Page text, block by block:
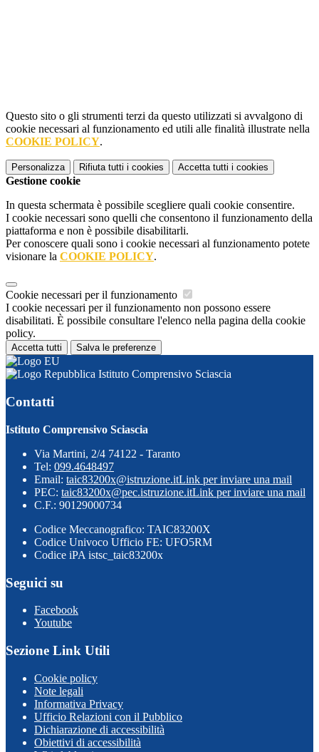
Questo sito o gli strumenti terzi da questo utilizzati si avvalgono di
cookie necessari al funzionamento ed utili alle finalità illustrate nella
COOKIE POLICY.
Personalizza Rifiuta tutti i cookies Accetta tutti i cookies
Gestione cookie
In questa schermata è possibile scegliere quali cookie consentire.
I cookie necessari sono quelli che consentono il funzionamento della
piattaforma e non è possibile disabilitarli.
Per conoscere quali sono i cookie necessari al funzionamento potete
visionare la COOKIE POLICY.
Cookie necessari per il funzionamento
I cookie necessari per il funzionamento non possono essere
disabilitati. È possibile consultare l'elenco nella pagina della cookie
policy.
Accetta tutti Salva le preferenze
Istituto Comprensivo Sciascia
Contatti
Istituto Comprensivo Sciascia
Via Martini, 2/4 74122 - Taranto
Tel: 099.4648497
Email: taic83200x@istruzione.itLink per inviare una mail
PEC: taic83200x@pec.istruzione.itLink per inviare una mail
C.F.: 90129000734
Codice Meccanografico: TAIC83200X
Codice Univoco Ufficio FE: UFO5RM
Codice iPA istsc_taic83200x
Seguici su
Facebook
Youtube
Sezione Link Utili
Cookie policy
Note legali
Informativa Privacy
Ufficio Relazioni con il Pubblico
Dichiarazione di accessibilità
Obiettivi di accessibilità